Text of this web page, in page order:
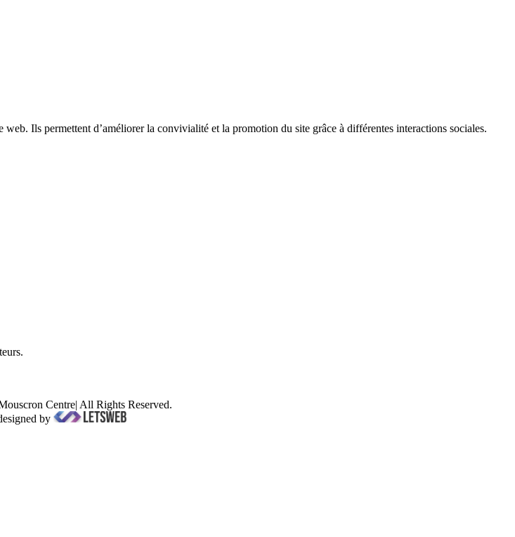
Ils permettent d’améliorer la convivialité et la promotion du site grâce à différentes interactions sociales.
Centre| All Rights Reserved.
by